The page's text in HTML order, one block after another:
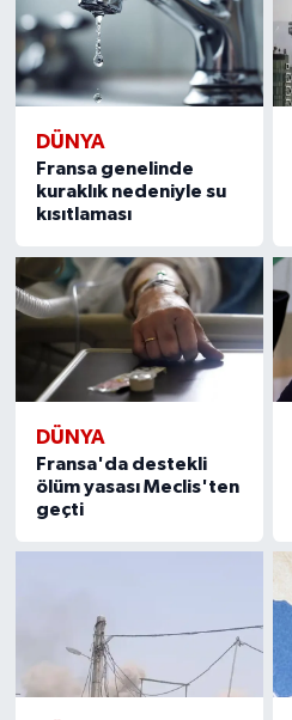
DÜNYA
Fransa genelinde
kuraklık nedeniyle su
kısıtlaması
DÜNYA
Fransa'da destekli
ölüm yasası Meclis'ten
geçti